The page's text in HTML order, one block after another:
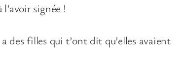
signée !
des filles qui t’ont dit qu’elles avaient